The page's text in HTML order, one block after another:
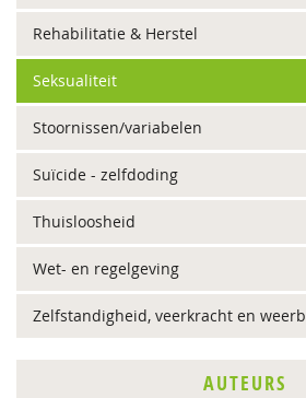
Rehabilitatie & Herstel
Seksualiteit
Stoornissen/variabelen
Suïcide - zelfdoding
Thuisloosheid
Wet- en regelgeving
Zelfstandigheid, veerkracht en
AUTEURS